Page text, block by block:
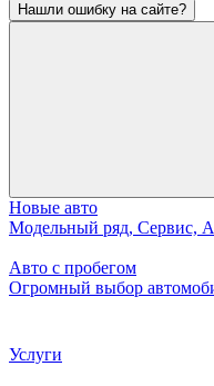
Нашли ошибку на сайте?
Новые авто
Модельный ряд, Сервис,
Авто с пробегом
Огромный выбор
Услуги